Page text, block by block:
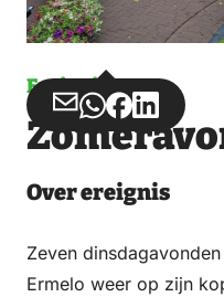
Ereignis
Teilen
über
Teilen
über
Teilen
auf
Teilen
auf
Over ereignis
Zeven
Ermelo weer op zijn